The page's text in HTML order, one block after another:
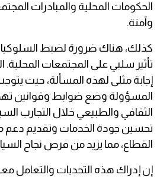
الحكومات المحلية والمبادرات
وآمنة.
كذلك، هناك ضرورة لضبط
تأثير سلبي على المجتمعات
إجابة مثلى لهذه المسألة، حيث
المسؤولة وضع ضوابط وقوانين
الثقافي والطبيعي خلال التجارب
تحسين جودة الخدمات وتقديم دعم
القطاع، مما يزيد من فرص نجاح
إن إدراك هذه التحديات والتعامل